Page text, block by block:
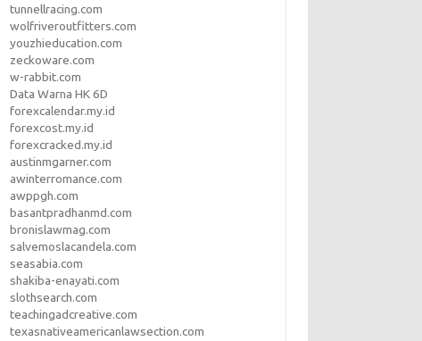
tunnellracing.com
wolfriveroutfitters.com
youzhieducation.com
zeckoware.com
w-rabbit.com
Data Warna HK 6D
forexcalendar.my.id
forexcost.my.id
forexcracked.my.id
austinmgarner.com
awinterromance.com
awppgh.com
basantpradhanmd.com
bronislawmag.com
salvemoslacandela.com
seasabia.com
shakiba-enayati.com
slothsearch.com
teachingadcreative.com
texasnativeamericanlawsection.com